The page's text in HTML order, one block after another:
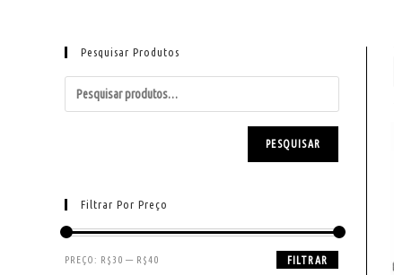
Pesquisar Produtos
PESQUISAR
Filtrar Por Preço
FILTRAR
PREÇO: R$30 — R$40